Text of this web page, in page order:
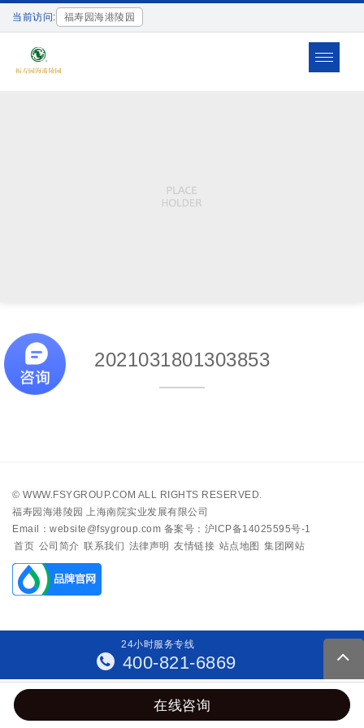
当前访问: 福寿园海港陵园
Toggle
2021031801303853
© WWW.FSYGROUP.COM ALL RIGHTS RESERVED.
福寿园海港陵园 上海南院实业发展有限公司
Email：website@fsygroup.com 备案号：沪ICP备14025595号-1
首页 公司简介 联系我们 法律声明 友情链接 站点地图 集团网站
24小时服务专线
400-821-6869
在线咨询